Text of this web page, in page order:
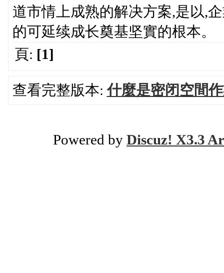
道市情上成熟的解决方案,是以,
的可延续成长奠基坚實的根本。
頁: [1]
查看完整版本:什麼是密闭空間
Powered by Discuz! X3.3